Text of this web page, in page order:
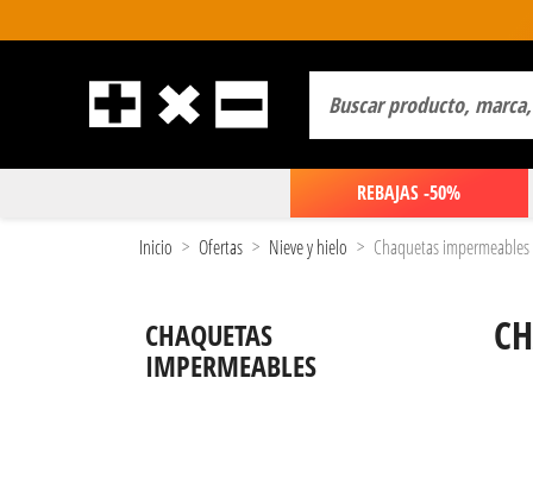
REBAJAS -50%
Inicio Ofertas Nieve y hielo Chaquetas impermeables
CHAQUETAS
IMPERMEABLES